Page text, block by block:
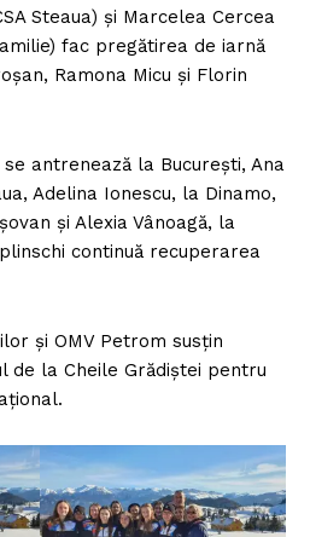
Steaua) și Marcelea Cercea
fac pregătirea de iarnă
Ramona Micu și Florin
se antrenează la București, Ana
Adelina Ionescu, la Dinamo,
și Alexia Vânoagă, la
continuă recuperarea
și OMV Petrom susțin
de la Cheile Grădiştei pentru